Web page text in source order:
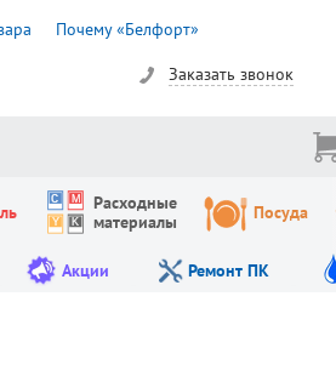
Почему «Белфорт»
Заказать звонок
Расходные
материалы
Посуда
Акции Ремонт ПК